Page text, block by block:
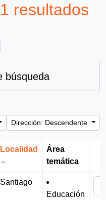
resultados
búsqueda
Dirección: Descendente
Localidad
Área
temática
Santiago
Educación